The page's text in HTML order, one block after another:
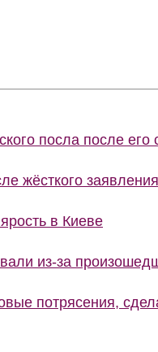
посла после его
жёсткого
в Киеве
из-за
потрясения,